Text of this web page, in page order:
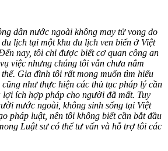
dân nước ngoài không may tử vong do
lịch tại một khu du lịch ven biển ở Việt
nay, tôi chỉ được biết cơ quan công an
việc nhưng chúng tôi vẫn chưa nắm
Gia đình tôi rất mong muốn tìm hiểu
như thực hiện các thủ tục pháp lý cần
lợi ích hợp pháp cho người đã mất. Tuy
nước ngoài, không sinh sống tại Việt
pháp luật, nên tôi không biết cần bắt đầu
Luật sư có thể tư vấn và hỗ trợ tôi các